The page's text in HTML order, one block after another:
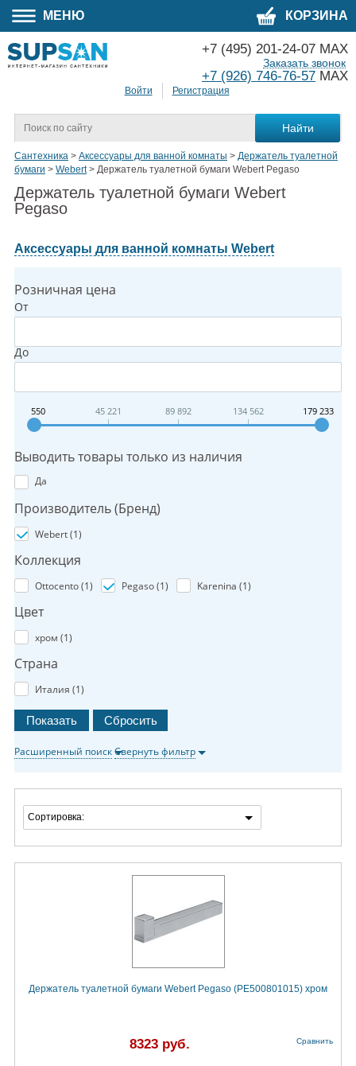
МЕНЮ КОРЗИНА
Войти Регистрация
+7 (495) 201-24-07 MAX
+7 (926) 746-76-57 MAX
Заказать звонок
Сантехника > Аксессуары для ванной комнаты > Держатель туалетной
бумаги > Webert> Держатель туалетной бумаги Webert Pegaso
Держатель туалетной бумаги Webert
Pegaso
Аксессуары для ванной комнаты Webert
Розничная цена
От
До
550 45 221 89 892 134 562 179 233
Выводить товары только из наличия
Да
Производитель (Бренд)
Webert (1)
Коллекция
Ottocento (1) Pegaso (1) Karenina (1)
Цвет
хром (1)
Страна
Италия (1)
Расширенный поискСвернуть фильтр
Сортировка:
Держатель туалетной бумаги Webert Pegaso (PE500801015) хром
8323 руб. Сравнить